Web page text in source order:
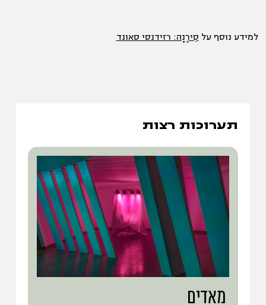
למידע נוסף על סִירֶנָה: רזידנסי סאונד
תערוכות רצות
מאדים